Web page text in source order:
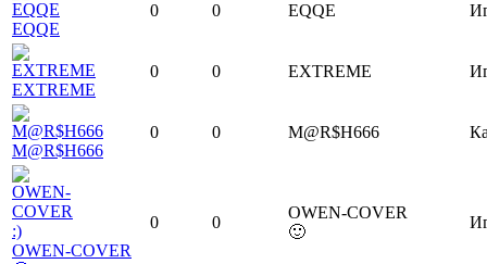
EQQE
0 0 EQQE
EXTREME
0 0 EXTREME
M@R$H666
0 0 M@R$H666
OWEN-COVER
0 0
OWEN-COVER
🙂